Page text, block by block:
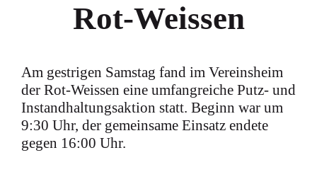
Rot-Weissen
Am gestrigen Samstag fand im Vereinsheim
der Rot-Weissen eine umfangreiche Putz- und
Instandhaltungsaktion statt. Beginn war um
9:30 Uhr, der gemeinsame Einsatz endete
gegen 16:00 Uhr.